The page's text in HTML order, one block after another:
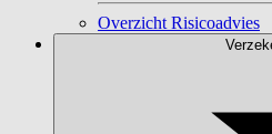
Overzicht Risicoadvies